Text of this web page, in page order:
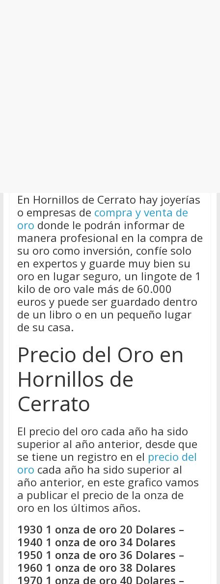
En Hornillos de Cerrato hay joyerías
o empresas de compra y venta de
oro donde le podrán informar de
manera profesional en la compra de
su oro como inversión, confíe solo
en expertos y guarde muy bien su
oro en lugar seguro, un lingote de 1
kilo de oro vale más de 60.000
euros y puede ser guardado dentro
de un libro o en un pequeño lugar
de su casa.
Precio del Oro en
Hornillos de
Cerrato
El precio del oro cada año ha sido
superior al año anterior, desde que
se tiene un registro en el precio del
oro cada año ha sido superior al
año anterior, en este grafico vamos
a publicar el precio de la onza de
oro en los últimos años.
1930 1 onza de oro 20 Dolares –
1940 1 onza de oro 34 Dolares
1950 1 onza de oro 36 Dolares –
1960 1 onza de oro 38 Dolares
1970 1 onza de oro 40 Dolares –